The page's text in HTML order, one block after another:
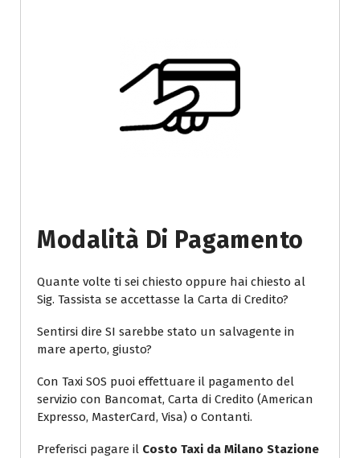
Modalità Di Pagamento
Quante volte ti sei chiesto oppure hai chiesto al
Sig. Tassista se accettasse la Carta di Credito?
Sentirsi dire SI sarebbe stato un salvagente in
mare aperto, giusto?
Con Taxi SOS puoi effettuare il pagamento del
servizio con Bancomat, Carta di Credito (American
Expresso, MasterCard, Visa) o Contanti.
Preferisci pagare il Costo Taxi da Milano Stazione